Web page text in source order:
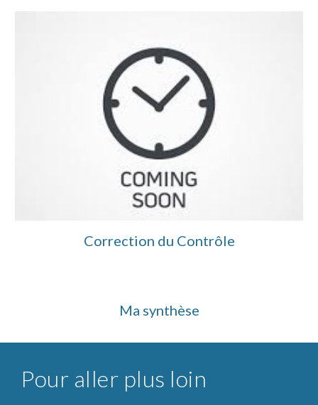
Correction du Contrôle
Ma synthèse
Pour aller plus loin